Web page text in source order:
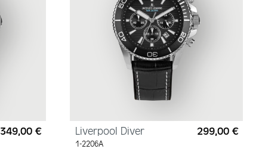
Regulärer Preis:
349,00 € Liverpool Diver
1-2206A
299,00 €